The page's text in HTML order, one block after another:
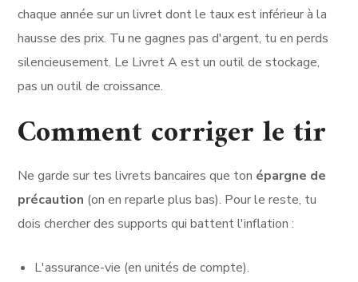
chaque année sur un livret dont le taux est inférieur à la
hausse des prix. Tu ne gagnes pas d'argent, tu en perds
silencieusement. Le Livret A est un outil de stockage,
pas un outil de croissance.
Comment corriger le tir
Ne garde sur tes livrets bancaires que ton épargne de
précaution (on en reparle plus bas). Pour le reste, tu
dois chercher des supports qui battent l'inflation :
L'assurance-vie (en unités de compte).